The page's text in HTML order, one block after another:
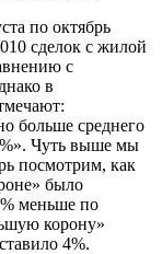
по октябрь
сделок с жилой
с
в
больше среднего
Чуть выше мы
посмотрим, как
было
меньше по
корону»
4%.